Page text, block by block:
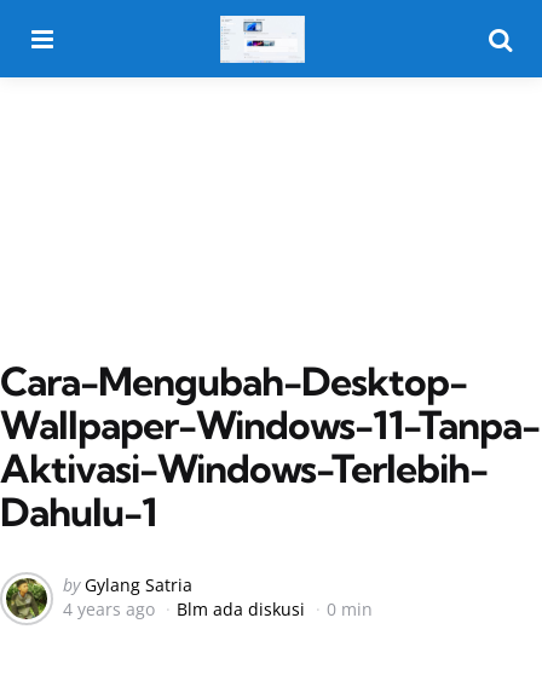
Cara-Mengubah-Desktop-
Wallpaper-Windows-11-Tanpa-
Aktivasi-Windows-Terlebih-
Dahulu-1
Posted
by
by Gylang Satria
4 years ago
Blm ada diskusi 0 min